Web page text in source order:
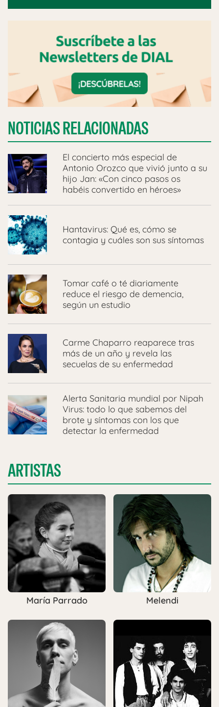
NOTICIAS RELACIONADAS
​El concierto más especial de
Antonio Orozco que vivió junto a su
hijo Jan: «Con cinco pasos os
habéis convertido en héroes»
Hantavirus: Qué es, cómo se
contagia y cuáles son sus síntomas
Tomar café o té diariamente
reduce el riesgo de demencia,
según un estudio
Carme Chaparro reaparece tras
más de un año y revela las
secuelas de su enfermedad
Alerta Sanitaria mundial por Nipah
Virus: todo lo que sabemos del
brote y síntomas con los que
detectar la enfermedad
ARTISTAS
María Parrado Melendi